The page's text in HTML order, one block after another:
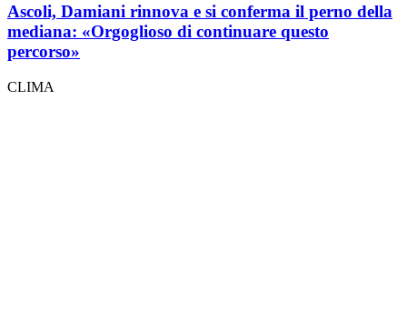
Ascoli, Damiani rinnova e si conferma il perno della
mediana: «Orgoglioso di continuare questo
percorso»
CLIMA